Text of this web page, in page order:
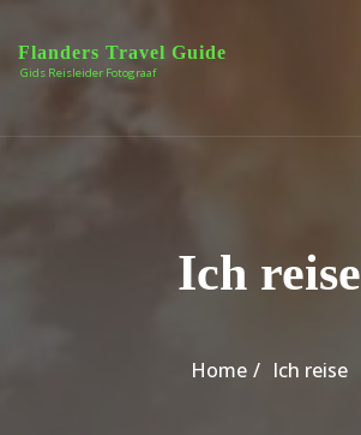
Flanders Travel Guide
Gids Reisleider Fotograaf
Ich reise
Home Ich reise